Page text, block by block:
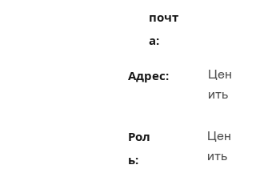
почт
а:
Адрес:
Цен
ить
Рол
ь:
Цен
ить